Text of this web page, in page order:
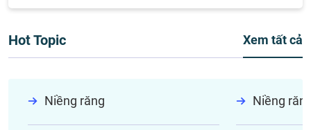
Hot Topic Xem tất cả
Niềng răng Niềng